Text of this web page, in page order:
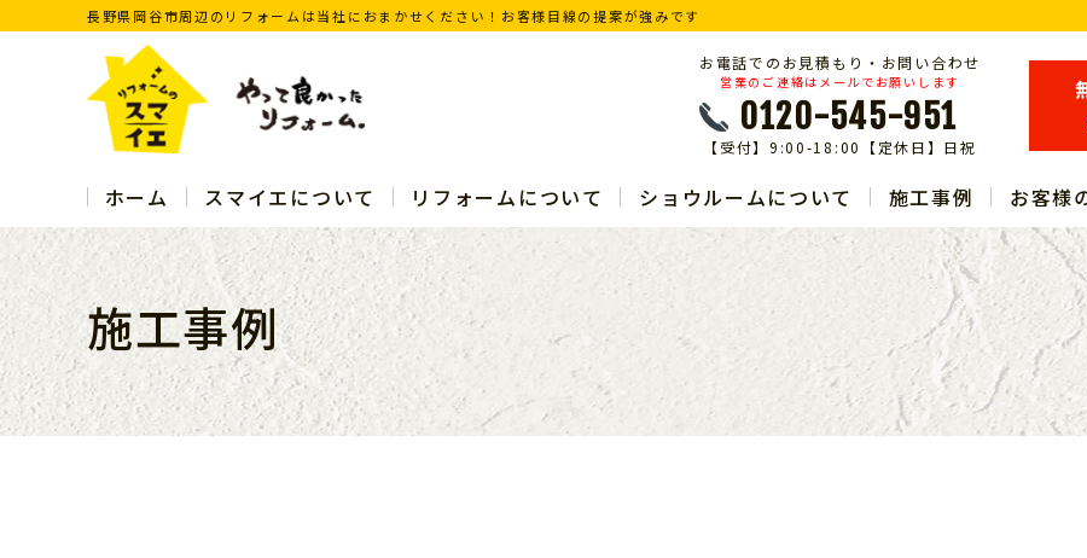
長野県岡谷市周辺のリフォームは当社におまかせください！お客様目線の提案が強みです
お電話でのお見積もり・お問い合わせ
営業のご連絡はメールでお願いします
0120-545-951
【受付】9:00-18:00【定休日】日祝
ホーム スマイエについて リフォームについて ショウルームについて 施工事例 お客様
施工事例